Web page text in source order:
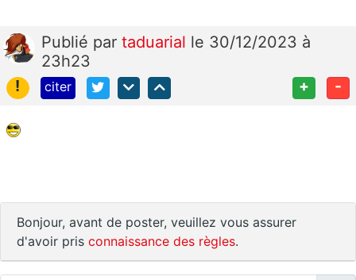
Publié par taduarial le 30/12/2023 à
23h23
!
citer + -
Bonjour, avant de poster, veuillez vous assurer
d'avoir pris connaissance des règles.